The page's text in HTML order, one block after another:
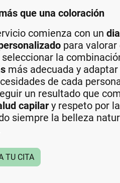
que una coloración
comienza con un
para valorar
seleccionar la
más adecuada y
de cada
un resultado que
capilar y respeto por la
siempre la belleza
TU CITA